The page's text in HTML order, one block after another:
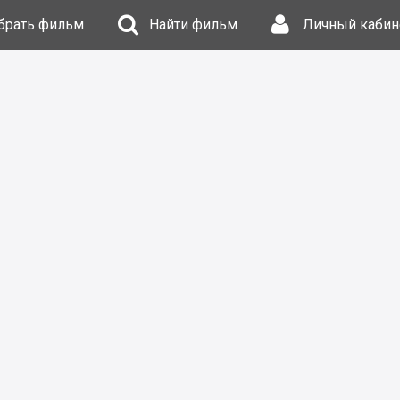
фильм Найти фильм Личный